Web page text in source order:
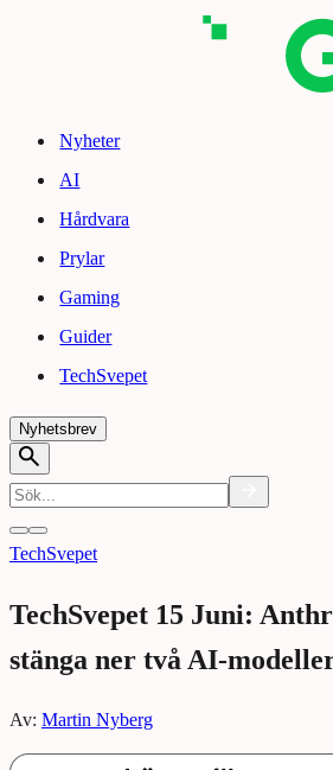
Nyheter
AI
Hårdvara
Prylar
Gaming
Guider
TechSvepet
Nyhetsbrev
TechSvepet
TechSvepet 15 Juni:
stänga ner två AI-
Av: Martin Nyberg